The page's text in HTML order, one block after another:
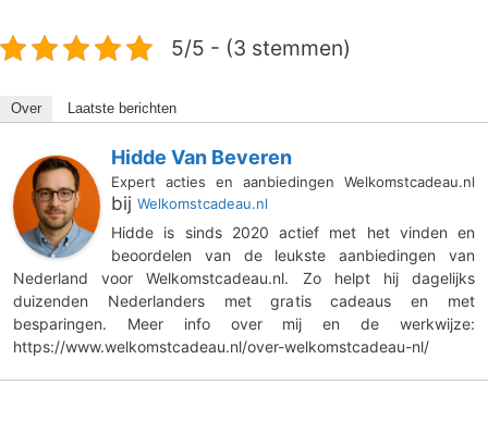
5/5 - (3 stemmen)
Over Laatste berichten
Hidde Van Beveren
Expert acties en aanbiedingen Welkomstcadeau.nl
bij Welkomstcadeau.nl
Hidde is sinds 2020 actief met het vinden en
beoordelen van de leukste aanbiedingen van
Nederland voor Welkomstcadeau.nl. Zo helpt hij dagelijks
duizenden Nederlanders met gratis cadeaus en met
besparingen. Meer info over mij en de werkwijze:
https://www.welkomstcadeau.nl/over-welkomstcadeau-nl/